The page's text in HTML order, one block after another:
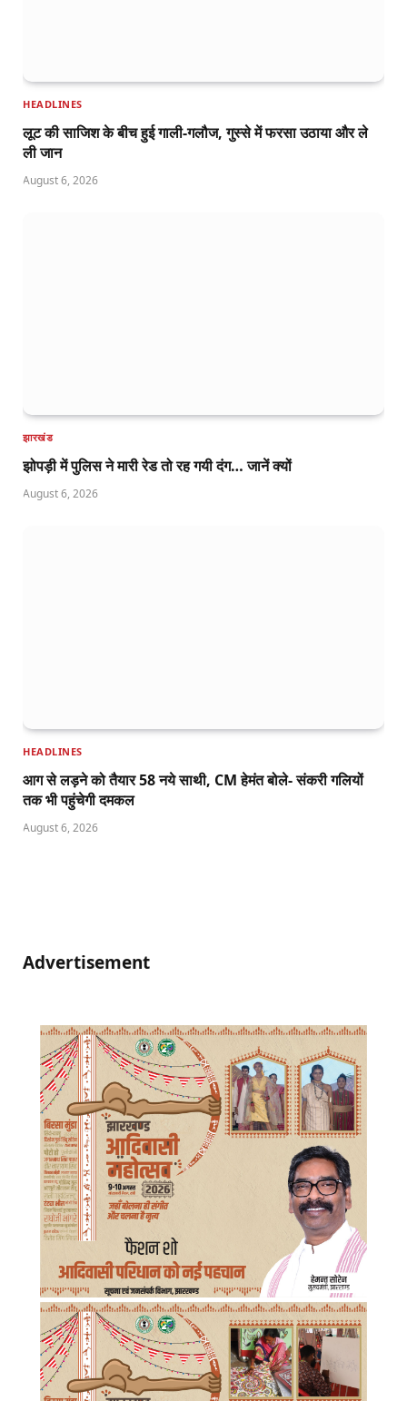
HEADLINES
लूट की साजिश के बीच हुई गाली-गलौज, गुस्से में फरसा उठाया और ले
ली जान
August 6, 2026
झारखंड
झोपड़ी में पुलिस ने मारी रेड तो रह गयी दंग… जानें क्यों
August 6, 2026
HEADLINES
आग से लड़ने को तैयार 58 नये साथी, CM हेमंत बोले- संकरी गलियों
तक भी पहुंचेगी दमकल
August 6, 2026
Advertisement